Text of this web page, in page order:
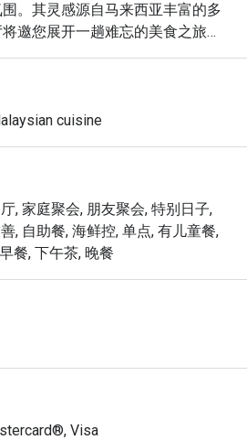
。其灵感源自马来西亚丰富的多
邀您展开一趟难忘的美食之旅。
与现场烹饪台的滋滋声响，主厨
的自助飨宴。在 PJ 的中心地
的马来、中华与印度佳肴，以及
国美馔和西式经典料理。
闲长聚，这里的独特魅力都将让
台，您可以亲眼看着主厨们大展
到新鲜现烤的海鲜，将您的餐点
择本身就是一场感官盛宴，让您
，既捕捉了马来西亚市集的热闹
精致服务。
择。
cuisine
, 家庭聚会, 朋友聚会, 特别日子,
, 自助餐, 海鲜控, 单点, 有儿童餐,
餐, 下午茶, 晚餐
Visa